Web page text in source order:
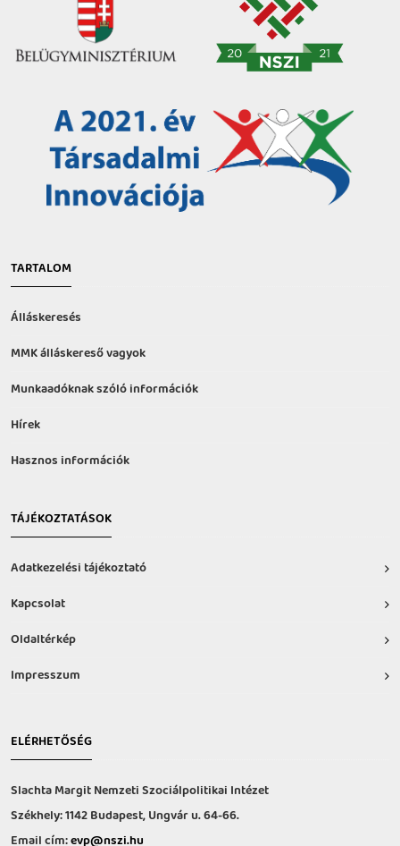
TARTALOM
Álláskeresés
MMK álláskereső vagyok
Munkaadóknak szóló információk
Hírek
Hasznos információk
TÁJÉKOZTATÁSOK
Adatkezelési tájékoztató
Kapcsolat
Oldaltérkép
Impresszum
ELÉRHETŐSÉG
Slachta Margit Nemzeti Szociálpolitikai Intézet
Székhely: 1142 Budapest, Ungvár u. 64-66.
Email cím:evp@nszi.hu